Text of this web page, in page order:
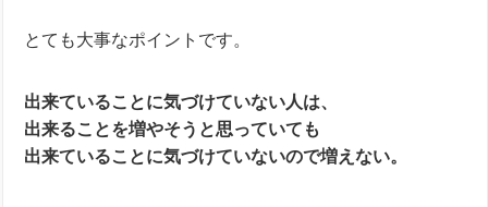
とても大事なポイントです。
出来ていることに気づけていない人は、
出来ることを増やそうと思っていても
出来ていることに気づけていないので増えない。